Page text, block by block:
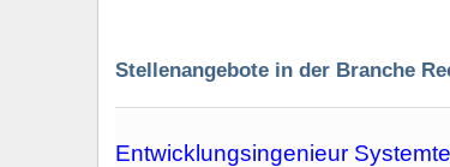
Stellenangebote in der Branche
Entwicklungsingenieur